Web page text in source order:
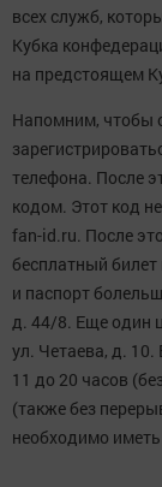
всех служб,
Кубка
на предстоящем
Напомним, чтобы
телефона. После
кодом. Этот код
fan-id.ru. После
бесплатный
и паспорт
д. 44/8. Еще один
ул. Четаева, д.
11 до 20 часов
(также без
необходимо